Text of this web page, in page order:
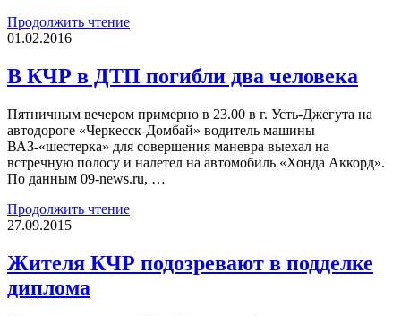
Продолжить чтение
01.02.2016
В КЧР в ДТП погибли два человека
Пятничным вечером примерно в 23.00 в г. Усть-Джегута на
автодороге «Черкесск-Домбай» водитель машины
ВАЗ-«шестерка» для совершения маневра выехал на
встречную полосу и налетел на автомобиль «Хонда Аккорд».
По данным 09-news.ru, …
Продолжить чтение
27.09.2015
Жителя КЧР подозревают в подделке
диплома